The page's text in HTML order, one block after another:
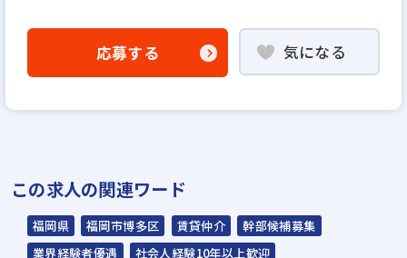
▼
WEB書類選考
▼
説明選考会（電話面談）
式会社が行います＊
スラッシュ株式会社からのご連絡をお待ち
ください。
応募する 気になる
この求人の関連ワード
福岡県 福岡市博多区 賃貸仲介
幹部候補募集
業界経験者優遇
社会人経験10年以上歓迎